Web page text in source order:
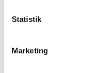
Statistik
Marketing